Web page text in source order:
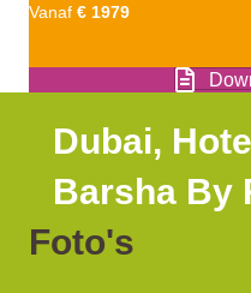
Vanaf € 1979
Dubai,
Barsha By
Foto's